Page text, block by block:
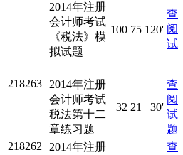
2014年注册
会计师考试
《税法》模
拟试题
100 75 120'
查
阅 |
试
218263
2014年注册
会计师考试
税法第十二
章练习题
32 21 30'
查
阅 |
试 |
题
218262
2014年注册
查